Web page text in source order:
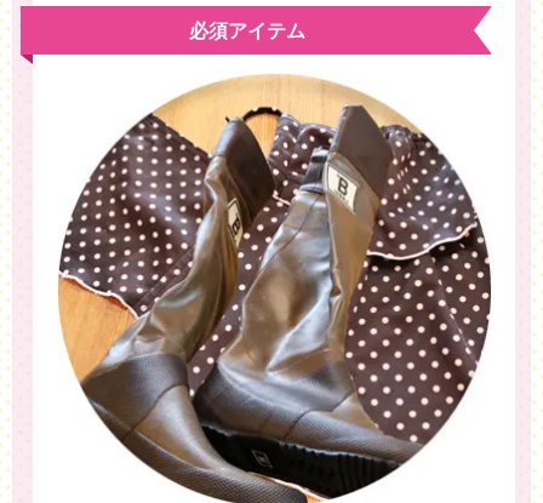
必須アイテム